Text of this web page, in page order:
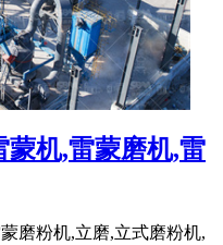
蒙机,雷蒙磨机,雷
磨粉机,立磨,立式磨粉机,